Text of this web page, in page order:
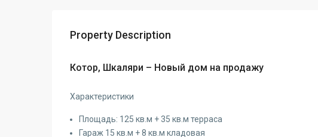
Property Description
Котор, Шкаляри – Новый дом на продажу
Характеристики
Площадь: 125 кв.м + 35 кв.м терраса
Гараж 15 кв.м + 8 кв.м кладовая